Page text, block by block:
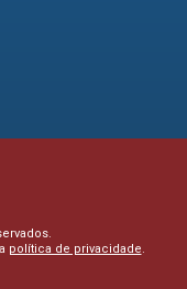
política de privacidade.